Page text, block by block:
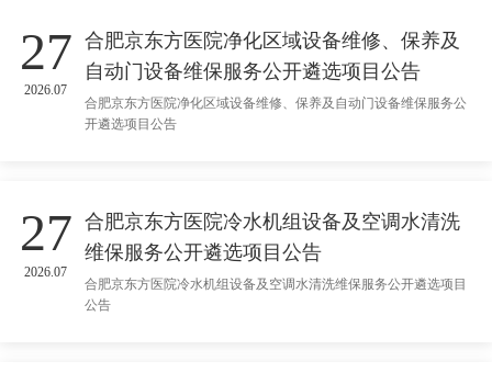
27
2026.07
合肥京东方医院净化区域设备维修、保养及
自动门设备维保服务公开遴选项目公告
合肥京东方医院净化区域设备维修、保养及自动门设备维保服务公
开遴选项目公告
27
2026.07
合肥京东方医院冷水机组设备及空调水清洗
维保服务公开遴选项目公告
合肥京东方医院冷水机组设备及空调水清洗维保服务公开遴选项目
公告